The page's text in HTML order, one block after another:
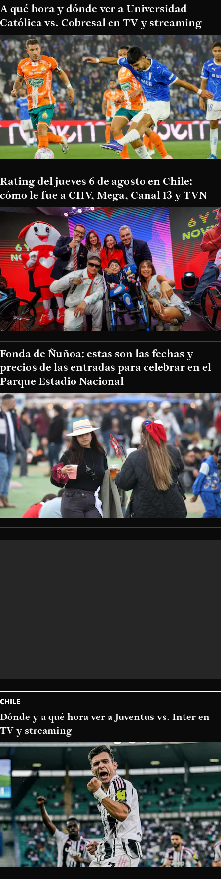
A qué hora y dónde ver a Universidad
Católica vs. Cobresal en TV y streaming
Rating del jueves 6 de agosto en Chile:
cómo le fue a CHV, Mega, Canal 13 y TVN
Fonda de Ñuñoa: estas son las fechas y
precios de las entradas para celebrar en el
Parque Estadio Nacional
CHILE
Dónde y a qué hora ver a Juventus vs. Inter en
TV y streaming